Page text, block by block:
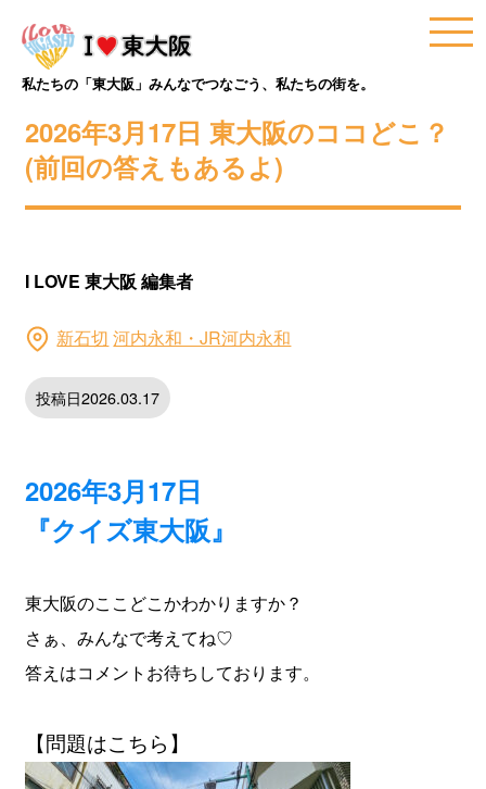
私たちの「東大阪」みんなでつなごう、私たちの街を。
2026年3月17日 東大阪のココどこ？
(前回の答えもあるよ)
I LOVE 東大阪 編集者
新石切 河内永和・JR河内永和
投稿日2026.03.17
2026年3月17日
『クイズ東大阪』
東大阪のここどこかわかりますか？
さぁ、みんなで考えてね♡
答えはコメントお待ちしております。
【問題はこちら】